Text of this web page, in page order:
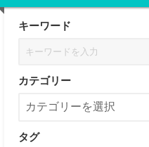
キーワード
カテゴリー
タグ